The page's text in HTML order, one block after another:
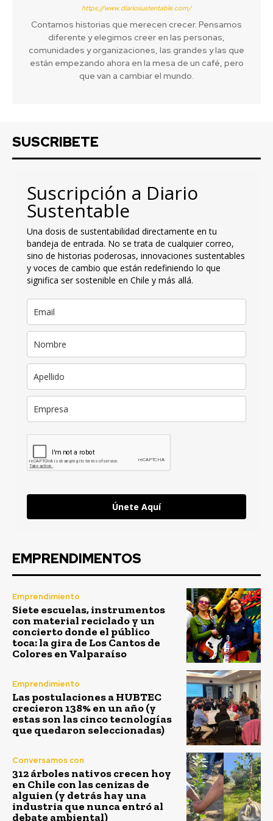
https://www.diariosustentable.com/
Contamos historias que merecen crecer. Pensamos
diferente y elegimos creer en las personas,
comunidades y organizaciones, las grandes y las que
están empezando ahora en la mesa de un café, pero
que van a cambiar el mundo.
SUSCRIBETE
Suscripción a Diario
Sustentable
Una dosis de sustentabilidad directamente en tu
bandeja de entrada. No se trata de cualquier correo,
sino de historias poderosas, innovaciones sustentables
y voces de cambio que están redefiniendo lo que
significa ser sostenible en Chile y más allá.
Únete Aquí
EMPRENDIMENTOS
Emprendimiento
Siete escuelas, instrumentos
con material reciclado y un
concierto donde el público
toca: la gira de Los Cantos de
Colores en Valparaíso
Emprendimiento
Las postulaciones a HUBTEC
crecieron 138% en un año (y
estas son las cinco tecnologías
que quedaron seleccionadas)
Conversamos con
312 árboles nativos crecen hoy
en Chile con las cenizas de
alguien (y detrás hay una
industria que nunca entró al
debate ambiental)